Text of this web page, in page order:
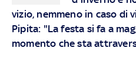
vizio, nemmeno in caso di
Pipita: "La festa si fa a
momento che sta